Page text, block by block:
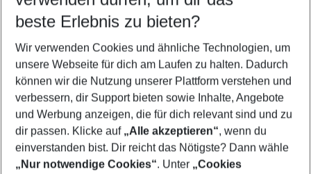
5-8 Nächte
2 Erwachsene Keine Kinder
Mehr Filter anzeigen
beste Erlebnis zu bieten?
Wir verwenden Cookies und ähnliche Technologien, um
unsere Webseite für dich am Laufen zu halten. Dadurch
können wir die Nutzung unserer Plattform verstehen und
verbessern, dir Support bieten sowie Inhalte, Angebote
und Werbung anzeigen, die für dich relevant sind und zu
dir passen. Klicke auf „Alle akzeptieren“, wenn du
einverstanden bist. Dir reicht das Nötigste? Dann wähle
„Nur notwendige Cookies“. Unter „Cookies